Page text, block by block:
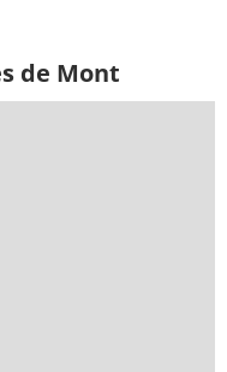
de Mont